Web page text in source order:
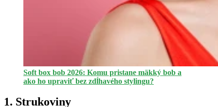
Soft box bob 2026: Komu pristane mäkký bob a
ako ho upraviť bez zdĺhavého stylingu?
1. Strukoviny